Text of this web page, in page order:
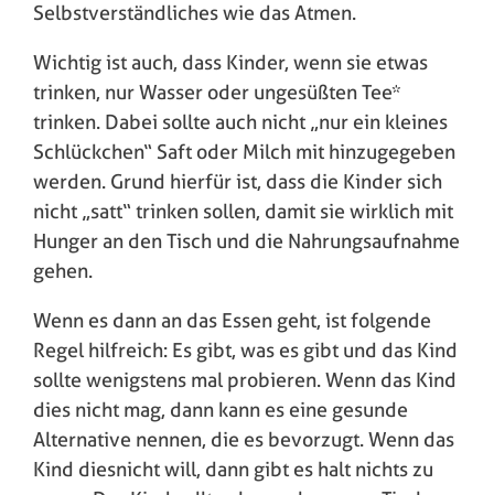
Selbstverständliches wie das Atmen.
Wichtig ist auch, dass Kinder, wenn sie etwas
trinken, nur Wasser oder ungesüßten Tee*
trinken. Dabei sollte auch nicht „nur ein kleines
Schlückchen“ Saft oder Milch mit hinzugegeben
werden. Grund hierfür ist, dass die Kinder sich
nicht „satt“ trinken sollen, damit sie wirklich mit
Hunger an den Tisch und die Nahrungsaufnahme
gehen.
Wenn es dann an das Essen geht, ist folgende
Regel hilfreich: Es gibt, was es gibt und das Kind
sollte wenigstens mal probieren. Wenn das Kind
dies nicht mag, dann kann es eine gesunde
Alternative nennen, die es bevorzugt. Wenn das
Kind diesnicht will, dann gibt es halt nichts zu